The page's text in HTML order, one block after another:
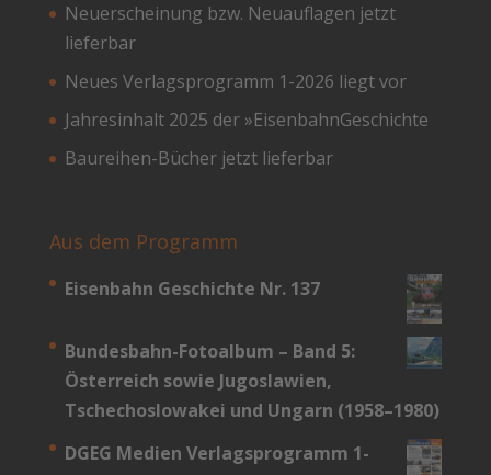
Neuerscheinung bzw. Neuauflagen jetzt
lieferbar
Neues Verlagsprogramm 1-2026 liegt vor
Jahresinhalt 2025 der »EisenbahnGeschichte
Baureihen-Bücher jetzt lieferbar
Aus dem Programm
Eisenbahn Geschichte Nr. 137
Bundesbahn-­Fotoalbum – Band 5:
Österreich sowie Jugoslawien,
Tschechoslowakei und Ungarn (1958–1980)
DGEG Medien Verlagsprogramm 1-